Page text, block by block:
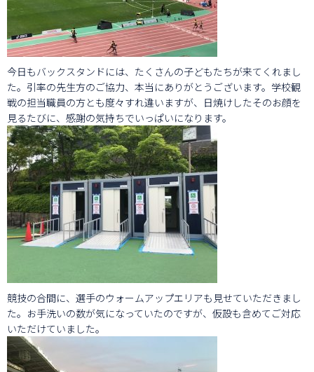
今日もバックスタンドには、たくさんの子どもたちが来てくれまし
た。引率の先生方のご協力、本当にありがとうございます。学校観
戦の担当職員の方とも度々すれ違いますが、日焼けしたそのお顔を
見るたびに、感謝の気持ちでいっぱいになります。
競技の合間に、選手のウォームアップエリアも見せていただきまし
た。お手洗いの数が気になっていたのですが、仮設も含めてご対応
いただけていました。